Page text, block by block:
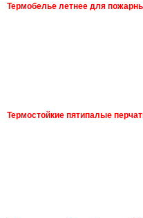
Термобелье летнее для
Термостойкие пятипалые